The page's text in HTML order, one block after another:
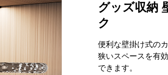
グッズ収納
ク
便利な壁掛け式の
狭いスペースを有
できます。